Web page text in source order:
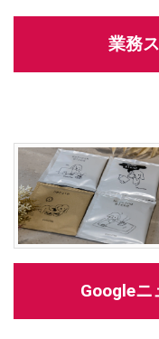
業務
Googleニ